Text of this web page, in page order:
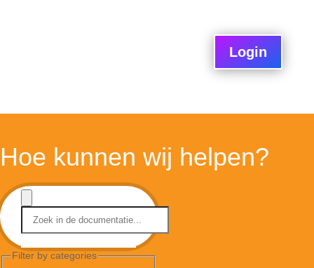
Login
Hoe kunnen wij helpen?
Filter by categories